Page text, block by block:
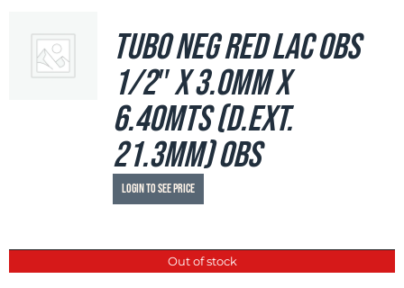
Tubo Neg Red LAC OBS
1/2″ x 3.0mm x
6.40mts (d.ext.
21.3mm) OBS
Login to see price
Out of stock